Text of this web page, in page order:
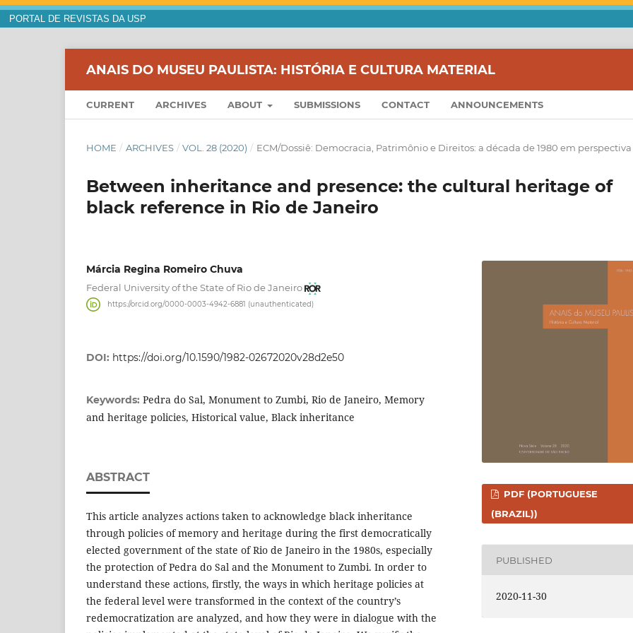
PORTAL DE REVISTAS DA USP
ANAIS DO MUSEU PAULISTA: HISTÓRIA E CULTURA MATERIAL
CURRENT ARCHIVES ABOUT SUBMISSIONS CONTACT ANNOUNCEMENTS
HOME / ARCHIVES / VOL. 28 (2020) / ECM/Dossiê: Democracia, Patrimônio e Direitos: a década de 1980 em perspectiva
Between inheritance and presence: the cultural heritage of
black reference in Rio de Janeiro
Márcia Regina Romeiro Chuva
Federal University of the State of Rio de Janeiro
https://orcid.org/0000-0003-4942-6881 (unauthenticated)
DOI: https://doi.org/10.1590/1982-02672020v28d2e50
Keywords: Pedra do Sal, Monument to Zumbi, Rio de Janeiro, Memory
and heritage policies, Historical value, Black inheritance
ABSTRACT
This article analyzes actions taken to acknowledge black inheritance
through policies of memory and heritage during the first democratically
elected government of the state of Rio de Janeiro in the 1980s, especially
the protection of Pedra do Sal and the Monument to Zumbi. In order to
understand these actions, firstly, the ways in which heritage policies at
the federal level were transformed in the context of the country’s
redemocratization are analyzed, and how they were in dialogue with the
PDF (PORTUGUESE
(BRAZIL))
PUBLISHED
2020-11-30